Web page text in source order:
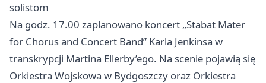
solistom
Na godz. 17.00 zaplanowano koncert „Stabat Mater
for Chorus and Concert Band” Karla Jenkinsa w
transkrypcji Martina Ellerby’ego. Na scenie pojawią się
Orkiestra Wojskowa w Bydgoszczy oraz Orkiestra